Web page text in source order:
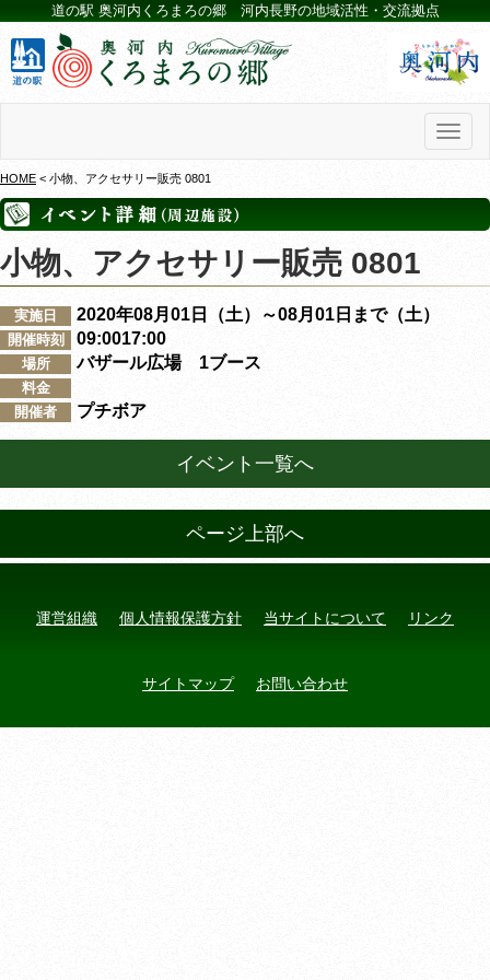
道の駅 奥河内くろまろの郷 河内長野の地域活性・交流拠点
HOME < 小物、アクセサリー販売 0801
小物、アクセサリー販売 0801
実施日 2020年08月01日（土）～08月01日まで（土）
開催時刻 09:0017:00
場所 バザール広場 1ブース
料金
開催者
プチボア
イベント一覧へ
ページ上部へ
運営組織 個人情報保護方針 当サイトについて リンク
サイトマップ お問い合わせ